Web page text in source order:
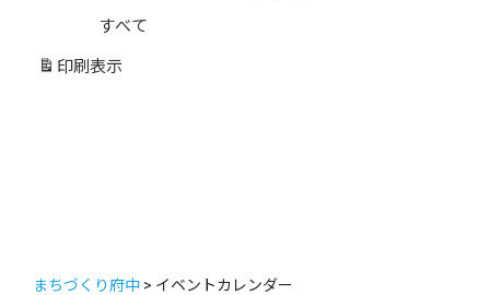
ゴ
リ
すべて
印刷 表示
まちづくり府中 > イベントカレンダー